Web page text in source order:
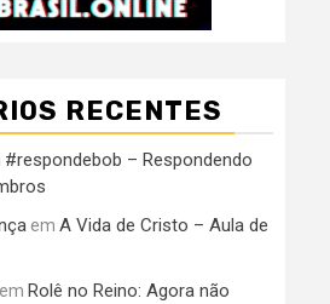
RECENTES
#respondebob – Respondendo
em A Vida de Cristo – Aula de
em Rolê no Reino: Agora não